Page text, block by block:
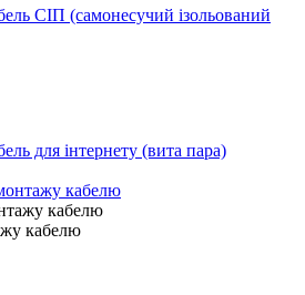
СІП (самонесучий ізольований
для інтернету (вита пара)
кабелю
кабелю
кабелю